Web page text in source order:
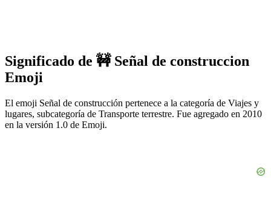
Significado de 🚧 Señal de construccion
Emoji
El emoji Señal de construcción pertenece a la categoría de Viajes y
lugares, subcategoría de Transporte terrestre. Fue agregado en 2010
en la versión 1.0 de Emoji.